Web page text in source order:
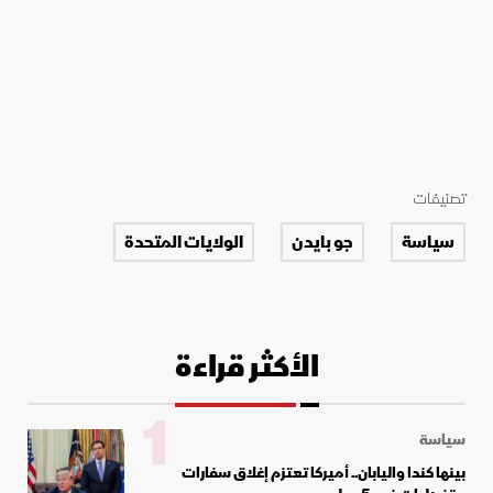
تصنيفات
سياسة جو بايدن الولايات المتحدة
الأكثر قراءة
سياسة
بينها كندا واليابان.. أميركا تعتزم إغلاق سفارات
1